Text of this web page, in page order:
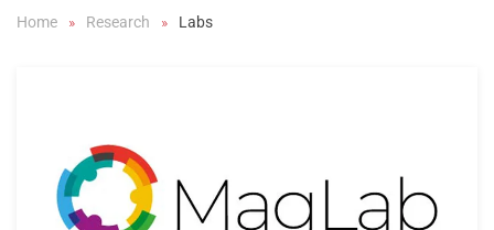
Home Research Labs